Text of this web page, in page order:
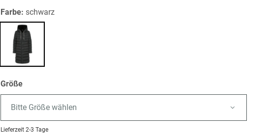
Farbe:schwarz
Größe
Bitte Größe wählen
Lieferzeit 2-3 Tage